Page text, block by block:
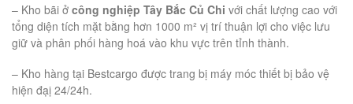
– Kho bãi ở công nghiệp Tây Bắc Củ Chi với chất lượng cao với
tổng diện tích mặt bằng hơn 1000 m² vị trí thuận lợi cho việc lưu
giữ và phân phối hàng hoá vào khu vực trên tỉnh thành.
– Kho hàng tại Bestcargo được trang bị máy móc thiết bị bảo vệ
hiện đạị 24/24h.